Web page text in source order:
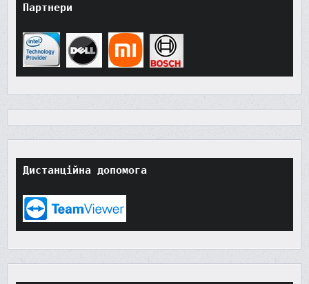
Партнери
Дистанційна допомога